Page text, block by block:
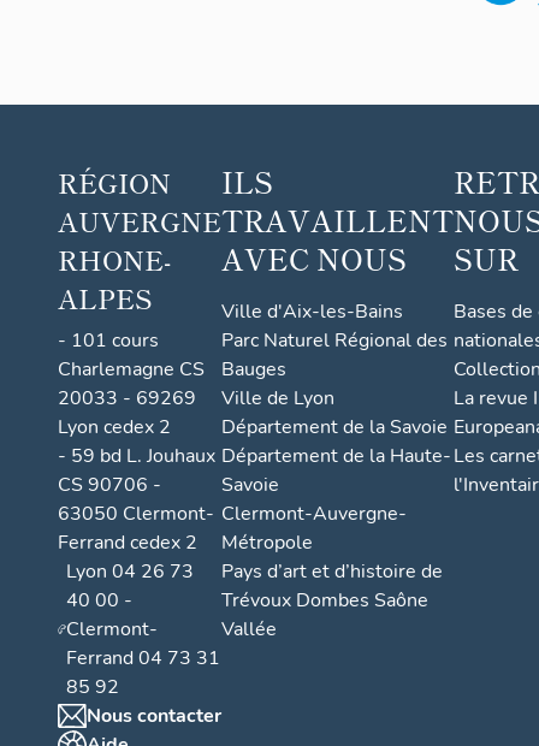
RÉGION
AUVERGNE
RHONE-
ALPES
- 101 cours
Charlemagne CS
20033 - 69269
Lyon cedex 2
- 59 bd L. Jouhaux
CS 90706 -
63050 Clermont-
Ferrand cedex 2
Lyon 04 26 73
40 00 -
Clermont-
Ferrand 04 73 31
85 92
Nous contacter
ILS
TRAVAILLENT
AVEC NOUS
Ville d'Aix-les-Bains
Parc Naturel Régional des
Bauges
Ville de Lyon
Département de la Savoie
Département de la Haute-
Savoie
Clermont-Auvergne-
Métropole
Pays d’art et d’histoire de
Trévoux Dombes Saône
Vallée
SUR
Bases
La revue
Les